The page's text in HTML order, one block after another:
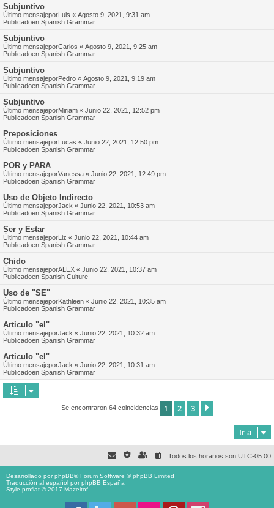
Subjuntivo
Último mensajeporLuis « Agosto 9, 2021, 9:31 am
Publicadoen Spanish Grammar
Subjuntivo
Último mensajeporCarlos « Agosto 9, 2021, 9:25 am
Publicadoen Spanish Grammar
Subjuntivo
Último mensajeporPedro « Agosto 9, 2021, 9:19 am
Publicadoen Spanish Grammar
Subjuntivo
Último mensajeporMiriam « Junio 22, 2021, 12:52 pm
Publicadoen Spanish Grammar
Preposiciones
Último mensajeporLucas « Junio 22, 2021, 12:50 pm
Publicadoen Spanish Grammar
POR y PARA
Último mensajeporVanessa « Junio 22, 2021, 12:49 pm
Publicadoen Spanish Grammar
Uso de Objeto Indirecto
Último mensajeporJack « Junio 22, 2021, 10:53 am
Publicadoen Spanish Grammar
Ser y Estar
Último mensajeporLiz « Junio 22, 2021, 10:44 am
Publicadoen Spanish Grammar
Chido
Último mensajeporALEX « Junio 22, 2021, 10:37 am
Publicadoen Spanish Culture
Uso de "SE"
Último mensajeporKathleen « Junio 22, 2021, 10:35 am
Publicadoen Spanish Grammar
Articulo "el"
Último mensajeporJack « Junio 22, 2021, 10:32 am
Publicadoen Spanish Grammar
Articulo "el"
Último mensajeporJack « Junio 22, 2021, 10:31 am
Publicadoen Spanish Grammar
Se encontraron 64 coincidencias 1 2 3
Ir a
Todos los horarios son UTC-05:00
Desarrollado porphpBB® Forum Software © phpBB Limited
Traducción al español porphpBB España
Style proflat © 2017 Mazeltof